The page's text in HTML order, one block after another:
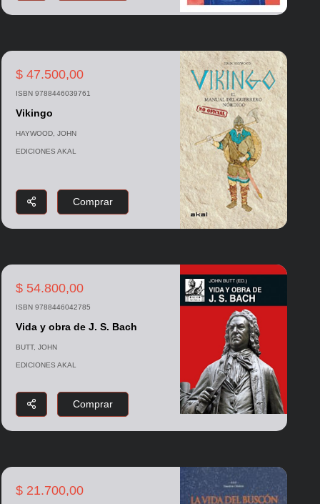
$ 47.500,00
ISBN 9788446039761
Vikingo
HAYWOOD, JOHN
EDICIONES AKAL
Comprar
$ 54.800,00
ISBN 9788446042785
Vida y obra de J. S. Bach
BUTT, JOHN
EDICIONES AKAL
Comprar
$ 21.700,00